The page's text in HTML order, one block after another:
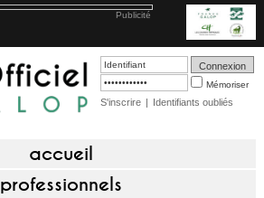
Publicité
Mémoriser
S'inscrire | Identifiants oubliés
accueil
professionnels